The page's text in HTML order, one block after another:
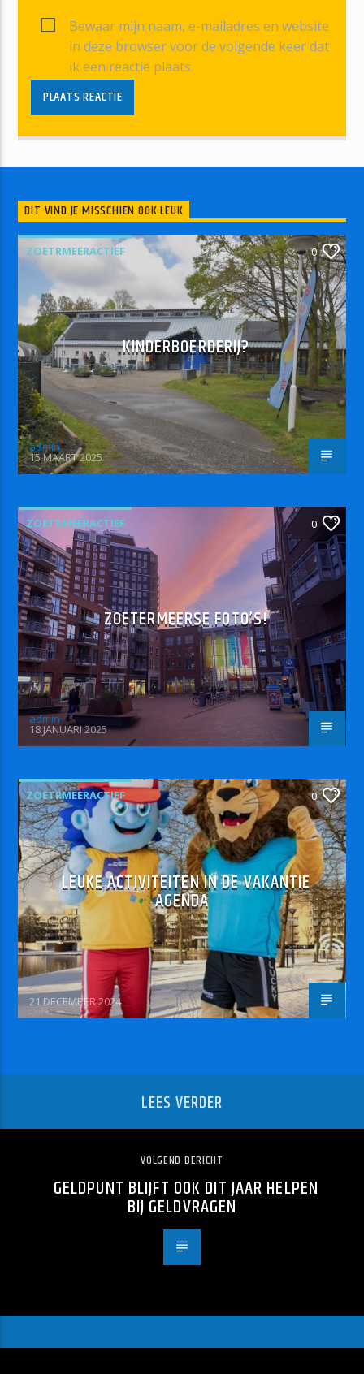
Bewaar mijn naam, e-mailadres en website
in deze browser voor de volgende keer dat
ik een reactie plaats.
DIT VIND JE MISSCHIEN OOK LEUK
ZOETRMEERACTIEF 0
KINDERBOERDERIJ?
admin
15 MAART 2025
ZOETRMEERACTIEF 0
ZOETERMEERSE FOTO’S!
admin
18 JANUARI 2025
ZOETRMEERACTIEF 0
LEUKE ACTIVITEITEN IN DE VAKANTIE
AGENDA
21 DECEMBER 2024
LEES VERDER
VOLGEND BERICHT
GELDPUNT BLIJFT OOK DIT JAAR HELPEN
BIJ GELDVRAGEN